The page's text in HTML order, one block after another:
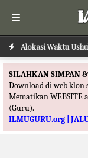
Alokasi Waktu
Alokasi
SILAHKAN SIMPAN
Download di web klon
Mematikan WEBSITE
(Guru).
ILMUGURU.org |